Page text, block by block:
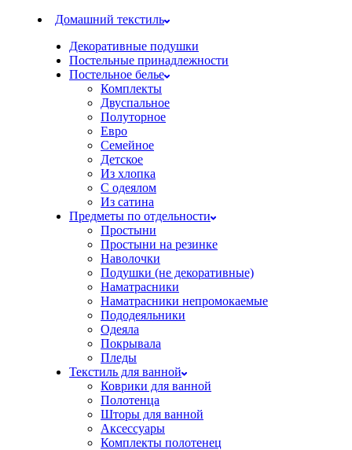
Домашний текстиль
Декоративные подушки
Постельные принадлежности
Постельное белье
Комплекты
Двуспальное
Полуторное
Евро
Семейное
Детское
Из хлопка
С одеялом
Из сатина
Предметы по отдельности
Простыни
Простыни на резинке
Наволочки
Подушки (не декоративные)
Наматрасники
Наматрасники непромокаемые
Пододеяльники
Одеяла
Покрывала
Пледы
Текстиль для ванной
Коврики для ванной
Полотенца
Шторы для ванной
Аксессуары
Комплекты полотенец